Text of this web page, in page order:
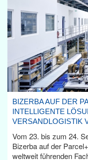
BIZERBA AUF DER
INTELLIGENTE
VERSANDLOGISTIK
Vom 23. bis zum 24.
Bizerba auf der
weltweit führenden